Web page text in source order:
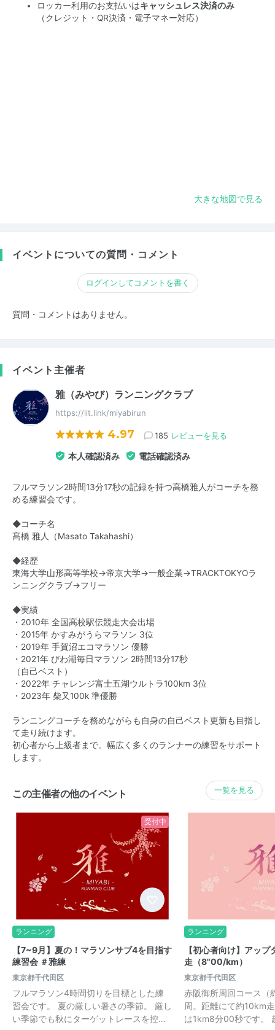
ロッカー利用のお支払いはキャッシュレス決済のみ
（クレジット・QR決済・電子マネー対応）
大きな地図で見る
イベントについての質問・コメント
ログインしてコメントを書く
質問・コメントはありません。
イベント主催者
雅（みやび）ランニングクラブ
https://lit.link/miyabirun
4.97 185 レビューを見る
本人確認済み 電話確認済み
フルマラソン2時間13分17秒の記録を持つ高橋雅人がコーチを務
める練習会です。
◆コーチ名
髙橋 雅人（Masato Takahashi）
◆経歴
東海大学山形高等学校→帝京大学→一般企業→TRACKTOKYOラ
ンニングクラブ→フリー
◆実績
・2010年 全国高校駅伝競走大会出場
・2015年 かすみがうらマラソン 3位
・2019年 手賀沼エコマラソン 優勝
・2021年 びわ湖毎日マラソン 2時間13分17秒
（自己ベスト）
・2022年 チャレンジ富士五湖ウルトラ100km 3位
・2023年 柴又100k 準優勝
ランニングコーチを務めながらも自身の自己ベスト更新も目指し
て走り続けます。
初心者から上級者まで。幅広く多くのランナーの練習をサポート
します。
この主催者の他のイベント 一覧を見る
受付中
ランニング
【7~9月】夏の！マラソンサブ4を目指す
練習会 ＃雅練
東京都千代田区
フルマラソン4時間切りを目標とした練
習会です。 夏の厳しい暑さの季節。 厳し
い季節でも秋にターゲットレースを控…
ランニング
【初心者向け】アッ
走（8"00/km）
東京都千代田区
赤阪御所周回コース（
周。距離にて約10km
は1km8分00秒です。